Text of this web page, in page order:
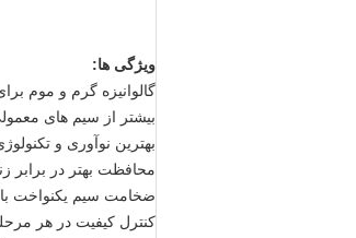
ویژگی ها:
گالوانیزه گرم و موم
بیشتر از سیم های
بهترین نوآوری و
محافظت بهتر در برابر
ضخامت سیم یکنواخت با
کنترل کیفیت در هر